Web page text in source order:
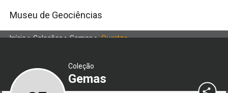
Museu de Geociências
Início>Coleções>Gemas>Quartzo
Coleção
Gemas